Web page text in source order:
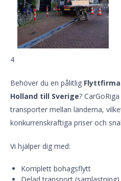
4
Behöver du en pålitlig
Holland till Sverige?
transporter mellan länderna,
konkurrenskraftiga priser och
Vi hjälper dig med:
Komplett bohagsflytt